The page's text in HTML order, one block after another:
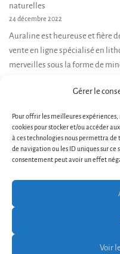
Gérer le
Pour offrir les meilleures
cookies pour stocker et/ou accéder
à ces technologies nous permettra
de navigation ou les ID uniques sur
consentement peut avoir un effet
Voir
naturelles
24 décembre 2022
Auraline est heureuse et fière
vente en ligne spécialisé en
merveilles sous la forme de
vous accompagner dans votre
Conditions
Copyright © 2026